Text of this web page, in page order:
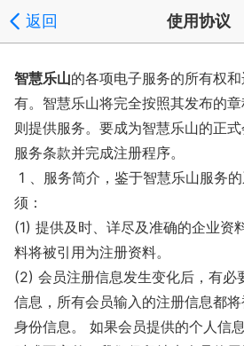
返回 使用协议
智慧乐山的各项电子服务的所有权
有。智慧乐山将完全按照其发布的
则提供服务。要成为智慧乐山的正
服务条款并完成注册程序。
1 、服务简介，鉴于智慧乐山服务
须：
(1) 提供及时、详尽及准确的企业资
料将被引用为注册资料。
(2) 会员注册信息发生变化后，有必
信息，所有会员输入的注册信息都
身份信息。 如果会员提供的个人信